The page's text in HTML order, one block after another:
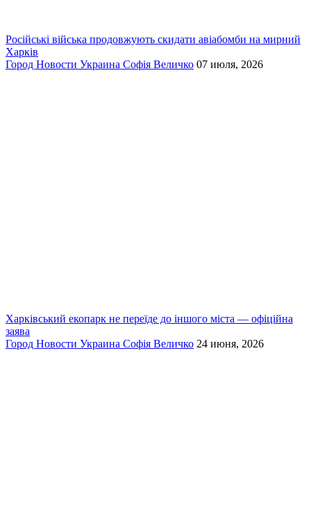
Російські війська продовжують скидати авіабомби на мирний
Харків
Город Новости Украина Софія Величко 07 июля, 2026
Харківський екопарк не переїде до іншого міста — офіційна
заява
Город Новости Украина Софія Величко 24 июня, 2026